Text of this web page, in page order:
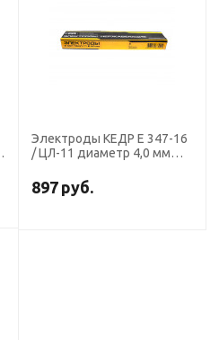
Электроды КЕДР E 347-16
/ ЦЛ-11 диаметр 4,0 мм
897 руб.